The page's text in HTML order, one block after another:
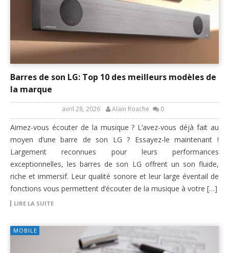
Barres de son LG: Top 10 des meilleurs modèles de
la marque
avril 28, 2026 Alain Roache 0
Aimez-vous écouter de la musique ? L’avez-vous déjà fait au
moyen d’une barre de son LG ? Essayez-le maintenant !
Largement reconnues pour leurs performances
exceptionnelles, les barres de son LG offrent un son fluide,
riche et immersif. Leur qualité sonore et leur large éventail de
fonctions vous permettent d’écouter de la musique à votre […]
LIRE LA SUITE
MOBILE